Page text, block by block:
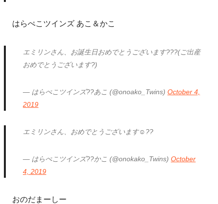
はらぺこツインズ あこ＆かこ
エミリンさん、お誕生日おめでとうございます???(ご出産
おめでとうございます?)
— はらぺこツインズ??あこ (@onoako_Twins)October 4,
2019
エミリンさん、おめでとうございます☺️??
— はらぺこツインズ??かこ (@onokako_Twins)October
4, 2019
おのだまーしー